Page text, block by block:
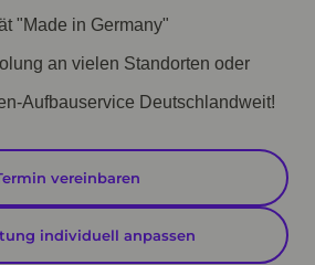
"Made in Germany"
an vielen Standorten oder
Aufbauservice Deutschlandweit!
vereinbaren
individuell anpassen